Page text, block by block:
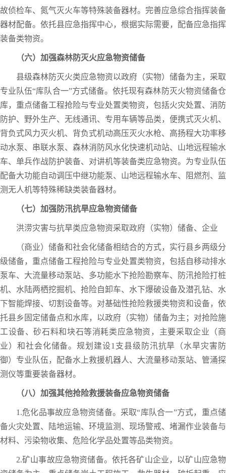
故侦检车、氮气灭火车等特殊装备器材。完善应急综合指挥装备
器材配备。依托县应急指挥中心，根据实际需要，配备应急指挥
装备类物资。
（六）加强森林防灭火应急物资储备
县级森林防灭火类应急物资以政府（实物）储备为主，采取
专业队伍“库队合一”方式储备。依托现有森林防灭火物资储备仓
库，重点储备工程抢险与专业处置类物资，包括火灾处置、消防
防护、野外生产、无线通讯、专用车辆等品类，便携式灭火机、
背负式风力灭火机、背负式机动高压灭火水枪、高扬程大功率移
动水泵、串联水泵、森林消防风水化快速机动站、山地远程输水
车、单兵作战防护装备、对讲机等装备类应急物资。为专业队伍
配备大功能自动调压中继功能泵、山地远程输水车、阻燃剂、监
测无人机等特殊稀缺类装备器材。
（七）加强防汛抗旱应急物资储备
洪涝灾害与抗旱类应急物资采取政府（实物）储备、企业
（商业）储备和社会化储备相结合的方式，实行县乡两级分
级储备，重点储备工程抢险与专业处置类物资，包括自移动排水
泵车、大流量移动泵站、多功能水下抢险勘察车、防汛抢险打桩
机、水陆两栖挖掘机、抢险自卸车、水下爆破设备及潜孔钻、水
下智能焊接、切割设备等。对基础性抢险救援类物资和设备，依
托县乡固定储备点和水库，以政府（实物）储备为主；对抢险施
工设备、砂石料和块石等消耗类应急物资，主要采取企业（商
业）和社会化储备。规划建设1支县级防汛抗旱（水旱灾害防
御）专业队伍，配备水上救援机器人、大流量移动泵站、管涌探
测仪等重要装备器材。
（八）加强其他抢险救援装备应急物资储备
1.危化品事故应急物资储备。采取“库队合一”方式，重点储
备火灾处置、陆地运输、环境监测、现场警戒、堵漏作业装备与
材料、污染物收集、危险化学品处置等品类物资。
2.矿山事故应急物资储备。依托各矿山企业，以矿山应急物